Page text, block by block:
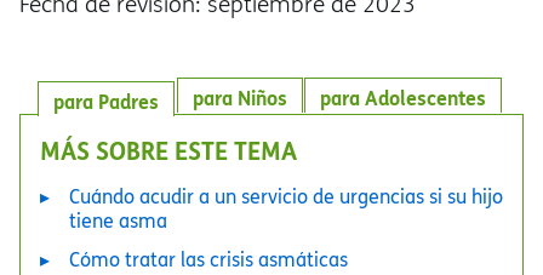
para Adolescentes
para Niños
para Padres
MÁS SOBRE ESTE TEMA
Cuándo acudir a un servicio de urgencias si su hijo
tiene asma
Cómo tratar las crisis asmáticas